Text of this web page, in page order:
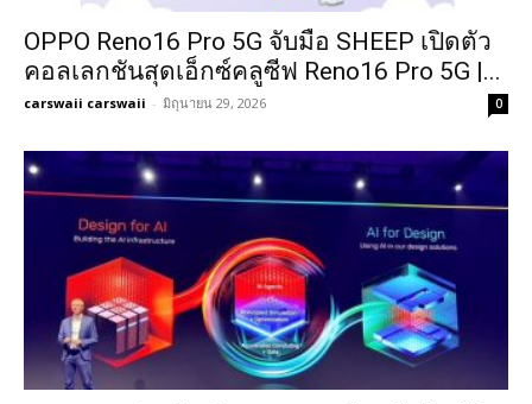
OPPO Reno16 Pro 5G จับมือ SHEEP เปิดตัว
คอลเลกชันสุดเอ็กซ์คลูซีฟ Reno16 Pro 5G |...
carswaii carswaii - มิถุนายน 29, 2026 0